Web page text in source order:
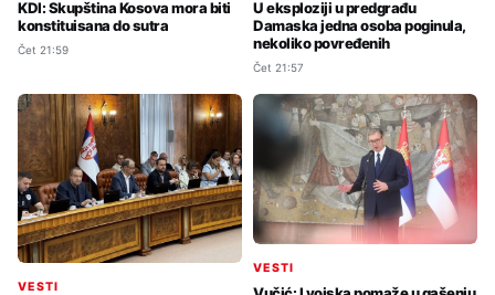
KDI: Skupština Kosova mora biti
konstituisana do sutra
Čet 21:59
U eksploziji u predgrađu
Damaska jedna osoba poginula,
nekoliko povređenih
Čet 21:57
VESTI
VESTI